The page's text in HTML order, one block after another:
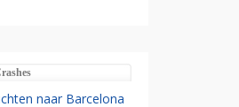
naar Barcelona